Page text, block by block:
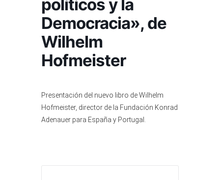
políticos y la
Democracia», de
Wilhelm
Hofmeister
Presentación del nuevo libro de Wilhelm
Hofmeister, director de la Fundación Konrad
Adenauer para España y Portugal.